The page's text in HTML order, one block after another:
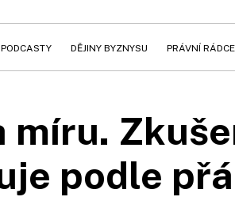
PODCASTY DĚJINY BYZNYSU PRÁVNÍ RÁDCE
míru.
podle